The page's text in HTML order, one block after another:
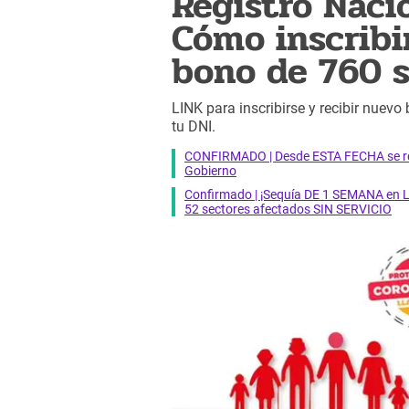
Cómo
bono de 760
LINK para inscribirse y recibir
tu DNI.
CONFIRMADO | Desde ESTA FECHA
Gobierno
Confirmado | ¡Sequía DE 1 SEMANA
52 sectores afectados SIN SERVICIO